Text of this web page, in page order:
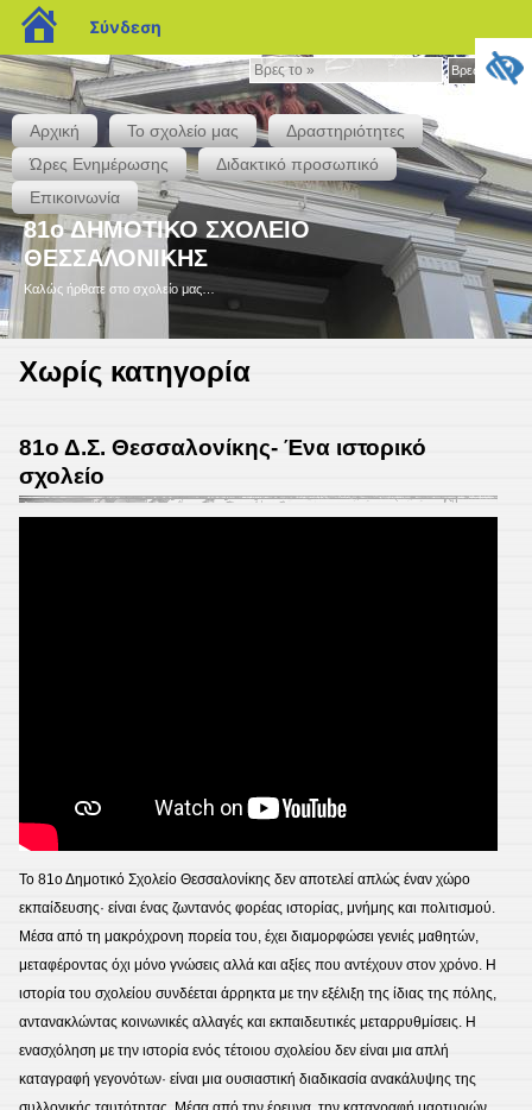
Βρες
το
»
Βρες το »
Αρχική Το σχολείο μας
Δραστηριότητες
Ώρες Ενημέρωσης
Διδακτικό προσωπικό
Επικοινωνία
81ο ΔΗΜΟΤΙΚΟ ΣΧΟΛΕΙΟ
ΘΕΣΣΑΛΟΝΙΚΗΣ
Καλώς ήρθατε στο σχολείο μας…
Χωρίς κατηγορία
81ο Δ.Σ. Θεσσαλονίκης- Ένα ιστορικό
σχολείο
Το 81ο Δημοτικό Σχολείο Θεσσαλονίκης δεν αποτελεί απλώς έναν χώρο
εκπαίδευσης· είναι ένας ζωντανός φορέας ιστορίας, μνήμης και πολιτισμού.
Μέσα από τη μακρόχρονη πορεία του, έχει διαμορφώσει γενιές μαθητών,
μεταφέροντας όχι μόνο γνώσεις αλλά και αξίες που αντέχουν στον χρόνο. Η
ιστορία του σχολείου συνδέεται άρρηκτα με την εξέλιξη της ίδιας της πόλης,
αντανακλώντας κοινωνικές αλλαγές και εκπαιδευτικές μεταρρυθμίσεις. Η
ενασχόληση με την ιστορία ενός τέτοιου σχολείου δεν είναι μια απλή
καταγραφή γεγονότων· είναι μια ουσιαστική διαδικασία ανακάλυψης της
blogs.sch.gr
Σύνδεση